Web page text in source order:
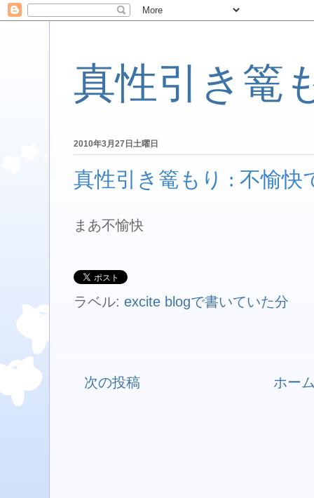
真性引き篭
2010年3月27日土曜日
真性引き篭もり : 不愉快
まあ不愉快
ラベル: excite blogで書いていた分
次の投稿 ホー